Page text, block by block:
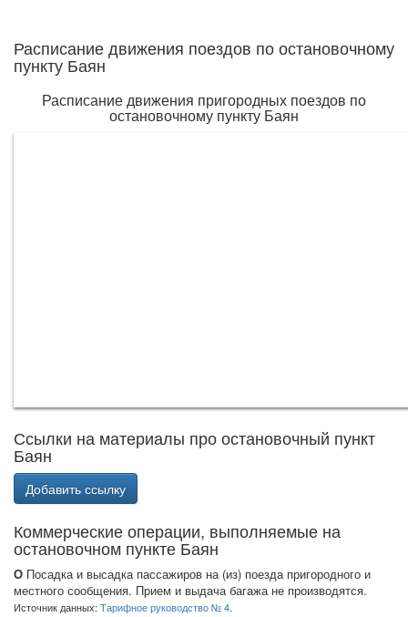
Расписание движения поездов по остановочному
пункту Баян
Расписание движения пригородных поездов по
остановочному пункту Баян
Ссылки на материалы про остановочный пункт
Баян
Добавить ссылку
Коммерческие операции, выполняемые на
остановочном пункте Баян
О Посадка и высадка пассажиров на (из) поезда пригородного и
местного сообщения. Прием и выдача багажа не производятся.
Источник данных: Тарифное руководство № 4.